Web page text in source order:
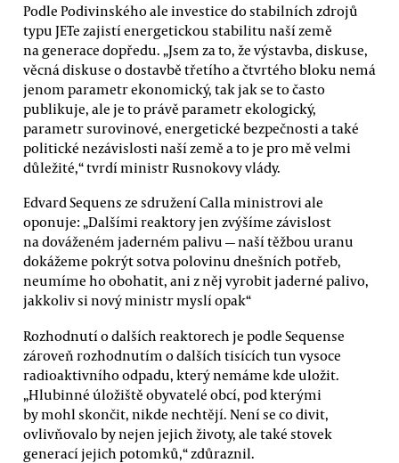
Podle Podivinského ale investice do stabilních zdrojů
typu JETe zajistí energetickou stabilitu naší země
na generace dopředu. „Jsem za to, že výstavba, diskuse,
věcná diskuse o dostavbě třetího a čtvrtého bloku nemá
jenom parametr ekonomický, tak jak se to často
publikuje, ale je to právě parametr ekologický,
parametr surovinové, energetické bezpečnosti a také
politické nezávislosti naší země a to je pro mě velmi
důležité,“ tvrdí ministr Rusnokovy vlády.
Edvard Sequens ze sdružení Calla ministrovi ale
oponuje: „Dalšími reaktory jen zvýšíme závislost
na dováženém jaderném palivu — naší těžbou uranu
dokážeme pokrýt sotva polovinu dnešních potřeb,
neumíme ho obohatit, ani z něj vyrobit jaderné palivo,
jakkoliv si nový ministr myslí opak“
Rozhodnutí o dalších reaktorech je podle Sequense
zároveň rozhodnutím o dalších tisících tun vysoce
radioaktivního odpadu, který nemáme kde uložit.
„Hlubinné úložiště obyvatelé obcí, pod kterými
by mohl skončit, nikde nechtějí. Není se co divit,
ovlivňovalo by nejen jejich životy, ale také stovek
generací jejich potomků,“ zdůraznil.